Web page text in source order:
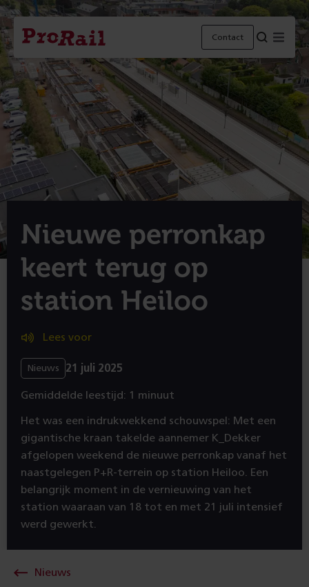
Navigatie
Homepage
ProRail
Contact Menu
Nieuwe perronkap
keert terug op
station Heiloo
Lees voor
Nieuws 21 juli 2025
Gemiddelde leestijd: 1 minuut
Het was een indrukwekkend schouwspel: Met een
gigantische kraan takelde aannemer K_Dekker
afgelopen weekend de nieuwe perronkap vanaf het
naastgelegen P+R-terrein op station Heiloo. Een
belangrijk moment in de vernieuwing van het
station waaraan van 18 tot en met 21 juli intensief
werd gewerkt.
Nieuws